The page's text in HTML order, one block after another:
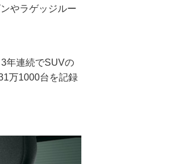
やラゲッジルー
年連続でSUVの
万1000台を記録